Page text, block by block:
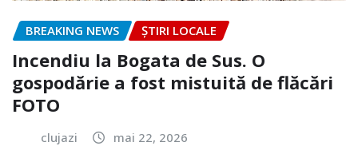
BREAKING NEWS ȘTIRI LOCALE
Incendiu la Bogata de Sus. O
gospodărie a fost mistuită de flăcări
FOTO
clujazi mai 22, 2026